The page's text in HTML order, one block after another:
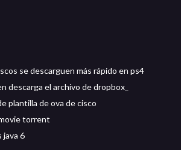
se descarguen más rápido en ps4
descarga el archivo de dropbox_
plantilla de ova de cisco
torrent
java 6